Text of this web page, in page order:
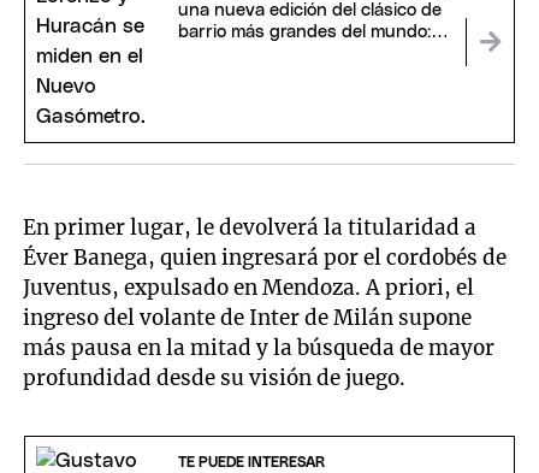
una nueva edición del clásico de
barrio más grandes del mundo:
En primer lugar, le devolverá la titularidad a
Éver Banega, quien ingresará por el cordobés de
Juventus, expulsado en Mendoza. A priori, el
ingreso del volante de Inter de Milán supone
más pausa en la mitad y la búsqueda de mayor
profundidad desde su visión de juego.
TE PUEDE INTERESAR